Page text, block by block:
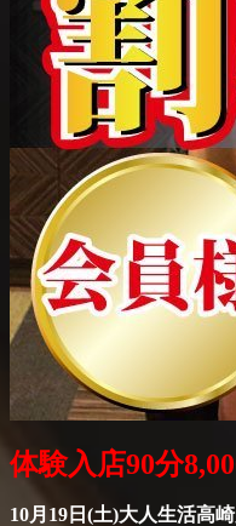
体験入店90分
10月19日(土)大人生活高